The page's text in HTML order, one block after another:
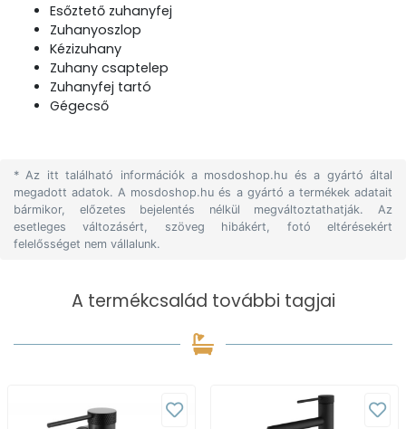
Esőztető zuhanyfej
Zuhanyoszlop
Kézizuhany
Zuhany csaptelep
Zuhanyfej tartó
Gégecső
* Az itt található információk a mosdoshop.hu és a gyártó által
megadott adatok. A mosdoshop.hu és a gyártó a termékek adatait
bármikor, előzetes bejelentés nélkül megváltoztathatják. Az
esetleges változásért, szöveg hibákért, fotó eltérésekért
felelősséget nem vállalunk.
A termékcsalád további tagjai